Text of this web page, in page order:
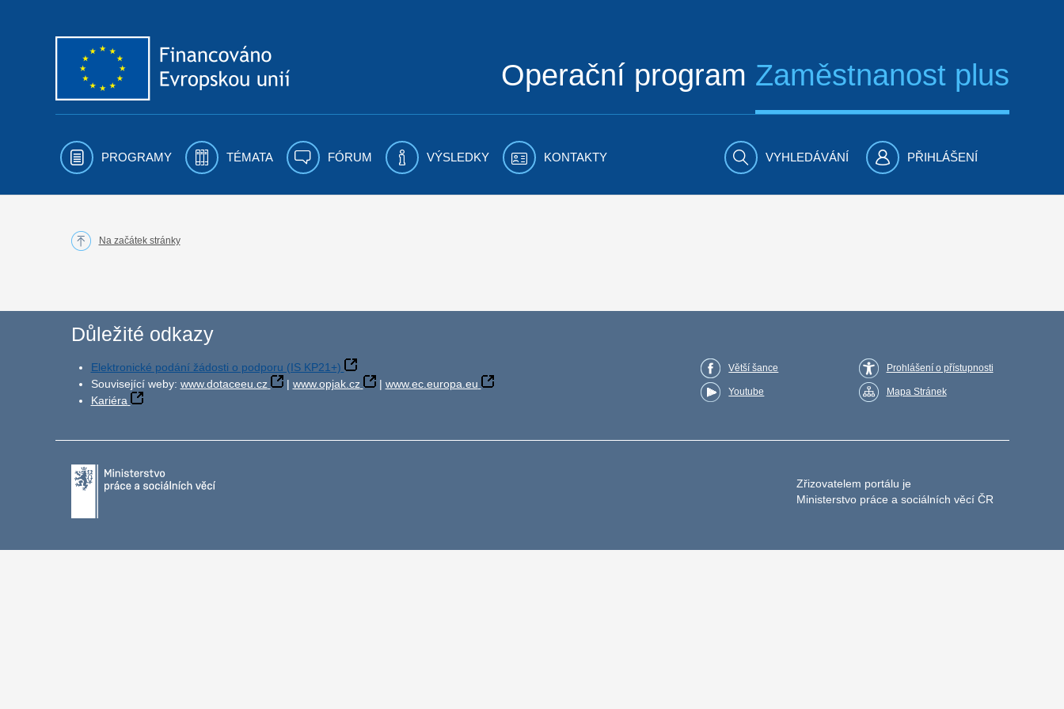
Operační program Zaměstnanost plus
PROGRAMY TÉMATA FÓRUM VÝSLEDKY KONTAKTY VYHLEDÁVÁNÍ PŘIHLÁŠENÍ
Na začátek stránky
Důležité odkazy
Elektronické podání žádosti o podporu (IS KP21+)
Související weby: www.dotaceeu.cz | www.opjak.cz | www.ec.europa.eu
Kariéra
Větší šance
Youtube
Prohlášení o přístupnosti
Mapa Stránek
Zřizovatelem portálu je
Ministerstvo práce a sociálních věcí ČR